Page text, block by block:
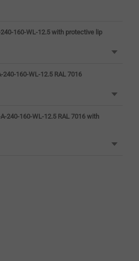
160-WL-12.5 with protective lip
240-160-WL-12.5 RAL 7016
240-160-WL-12.5 RAL 7016 with